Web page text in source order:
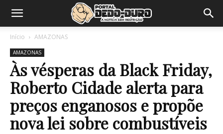
Início AMAZONAS
AMAZONAS
Às vésperas da Black Friday,
Roberto Cidade alerta para
preços enganosos e propõe
nova lei sobre combustíveis